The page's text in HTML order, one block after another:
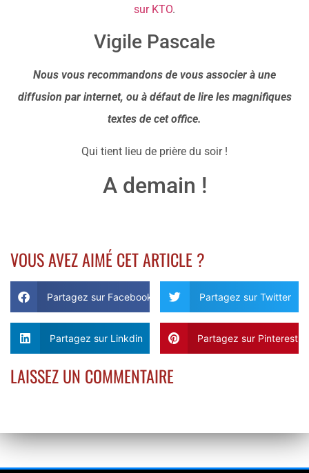
sur KTO.
Vigile Pascale
Nous vous recommandons de vous associer à une
diffusion par internet, ou à défaut de lire les magnifiques
textes de cet office.
Qui tient lieu de prière du soir !
A demain !
VOUS AVEZ AIMÉ CET ARTICLE ?
Partagez sur Facebook Partagez sur Twitter
Partagez sur Linkdin Partagez sur Pinterest
LAISSEZ UN COMMENTAIRE